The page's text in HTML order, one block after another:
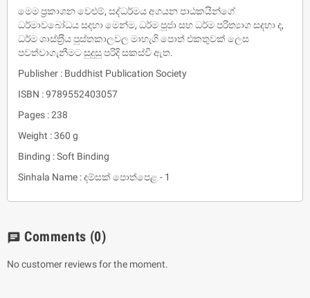
මෙම ප‍්‍රකාශන වෙළුම්, සද්ධර්මය අගයන පාඨකයින්ගේ
ධර්මාවබෝධය සදහා මෙන්ම, ධර්ම පූජා සහ ධර්ම පරිත්‍යාග සදහා ද,
ධර්ම ශාස්ත‍්‍රීය පුස්තකාලවල මාහැගි පොත් එකතුවක් ලෙස
පවත්වාගැනීමට සුදුසු පරිදි සකස්වී ඇත.
Publisher : Buddhist Publication Society
ISBN : 9789552403057
Pages : 238
Weight : 360 g
Binding : Soft Binding
Sinhala Name : දම්සක් පොත්පෙළ - 1
chat Comments (0)
No customer reviews for the moment.